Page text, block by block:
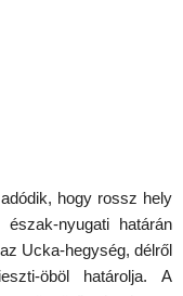
hogy rossz hely
nyugati határán
Ucka-hegység, délről
öböl határolja. A